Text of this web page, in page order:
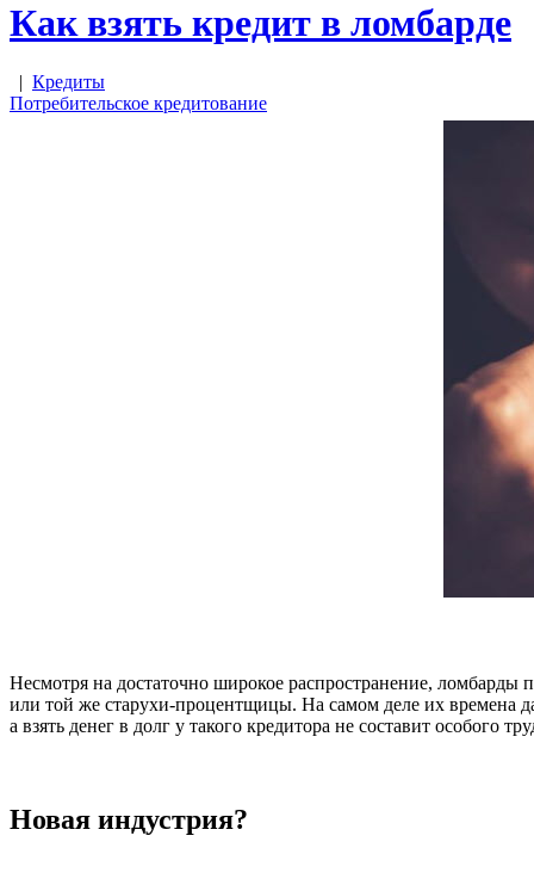
Как взять кредит в ломбарде
| Кредиты
Потребительское кредитование
Несмотря на достаточно широкое распространение, ломбарды
или той же старухи-процентщицы. На самом деле их времена
а взять денег в долг у такого кредитора не составит особого
Новая индустрия?